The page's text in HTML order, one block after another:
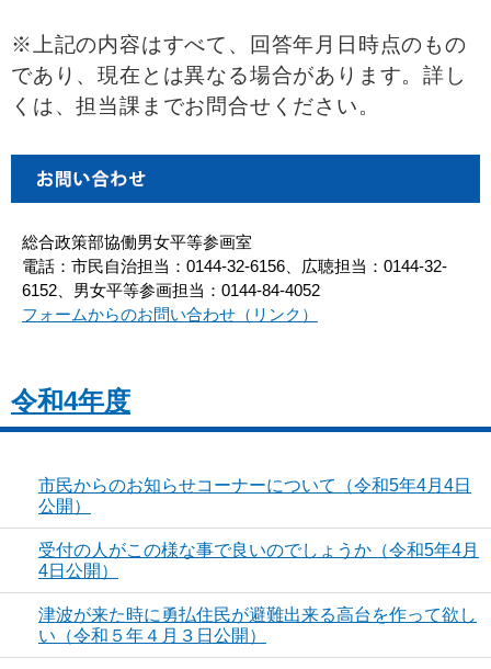
※上記の内容はすべて、回答年月日時点のもの
であり、現在とは異なる場合があります。詳し
くは、担当課までお問合せください。
総合政策部協働男女平等参画室
電話：市民自治担当：0144-32-6156、広聴担当：0144-32-
6152、男女平等参画担当：0144-84-4052
フォームからのお問い合わせ（リンク）
令和4年度
市民からのお知らせコーナーについて（令和5年4月4日
公開）
受付の人がこの様な事で良いのでしょうか（令和5年4月
4日公開）
津波が来た時に勇払住民が避難出来る高台を作って欲し
い（令和５年４月３日公開）